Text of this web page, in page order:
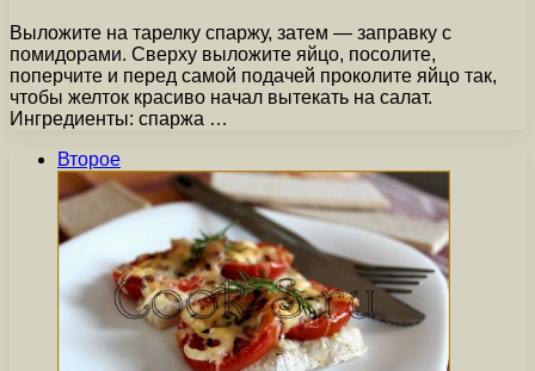
Выложите на тарелку спаржу, затем — заправку с
помидорами. Сверху выложите яйцо, посолите,
поперчите и перед самой подачей проколите яйцо так,
чтобы желток красиво начал вытекать на салат.
Ингредиенты: спаржа …
Второе